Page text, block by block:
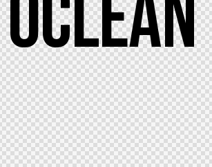
OCLEAN